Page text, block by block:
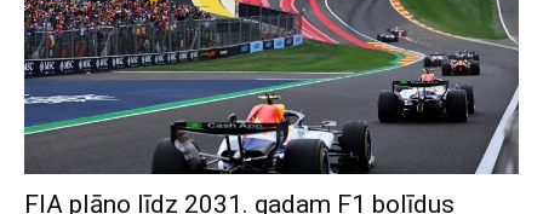
FIA plāno līdz 2031. gadam F1 bolīdus